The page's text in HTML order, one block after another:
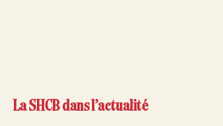
La SHCB dans l’actualité